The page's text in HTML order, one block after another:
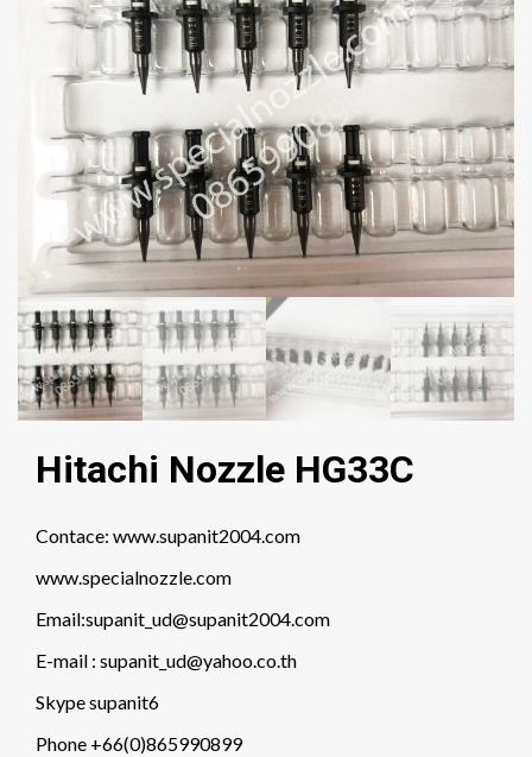
Hitachi Nozzle HG33C
Contace: www.supanit2004.com
www.specialnozzle.com
Email:supanit_ud@supanit2004.com
E-mail : supanit_ud@yahoo.co.th
Skype supanit6
Phone +66(0)865990899